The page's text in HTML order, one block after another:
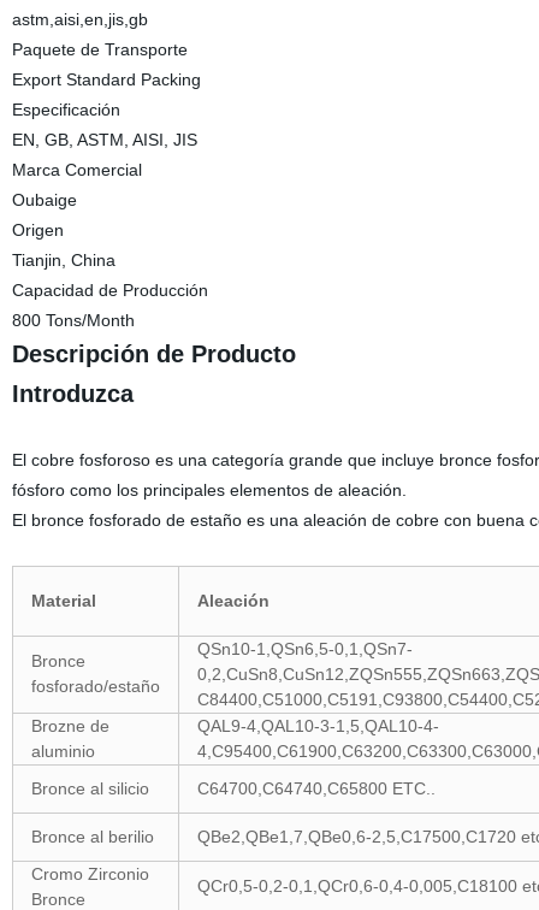
astm,aisi,en,jis,gb
Paquete de Transporte
Export Standard Packing
Especificación
EN, GB, ASTM, AISI, JIS
Marca Comercial
Oubaige
Origen
Tianjin, China
Capacidad de Producción
800 Tons/Month
Descripción de Producto
Introduzca
El cobre fosforoso es una categoría grande que incluye bronce
fósforo como los principales elementos de aleación.
El bronce fosforado de estaño es una aleación de cobre con
Material Aleación
Bronce
fosforado/estaño
QSn10-1,QSn6,5-0,1,QSn7-
Brozne de
aluminio
QAL9-4,QAL10-3-1,5,QAL10-4-
Bronce al silicio
C64700,C64740,C65800 ETC..
Bronce al berilio
QBe2,QBe1,7,QBe0,6-2,5,C17500,C1720
Cromo Zirconio
Bronce
QCr0,5-0,2-0,1,QCr0,6-0,4-0,005,C18100